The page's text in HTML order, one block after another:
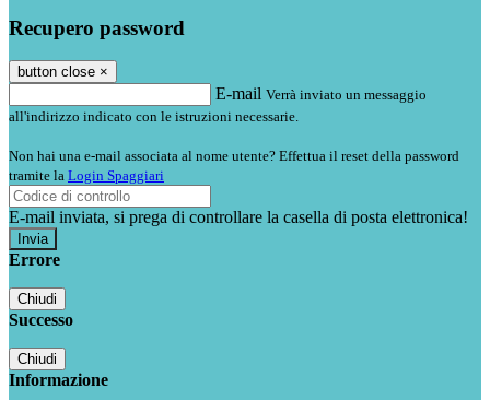
Recupero password
button close ×
E-mail Verrà inviato un messaggio
all'indirizzo indicato con le istruzioni necessarie.
Non hai una e-mail associata al nome utente? Effettua il reset della password
tramite la Login Spaggiari
E-mail inviata, si prega di controllare la casella di posta elettronica!
Errore
Chiudi
Successo
Chiudi
Informazione